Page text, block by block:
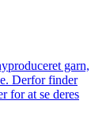
garn,
Derfor finder
for at se deres